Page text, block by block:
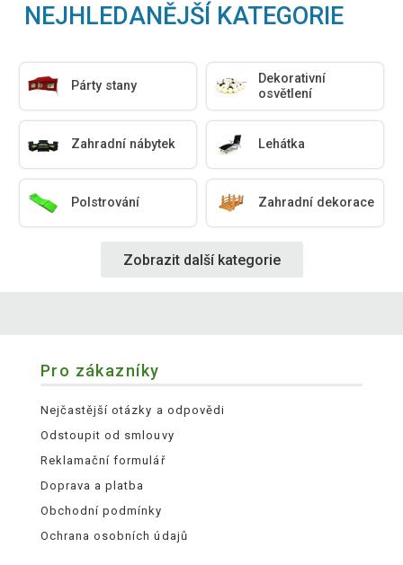
NEJHLEDANĚJŠÍ KATEGORIE
Párty stany
Dekorativní
osvětlení
Zahradní nábytek Lehátka
Polstrování Zahradní dekorace
Zobrazit další kategorie
Pro zákazníky
Nejčastější otázky a odpovědi
Odstoupit od smlouvy
Reklamační formulář
Doprava a platba
Obchodní podmínky
Ochrana osobních údajů